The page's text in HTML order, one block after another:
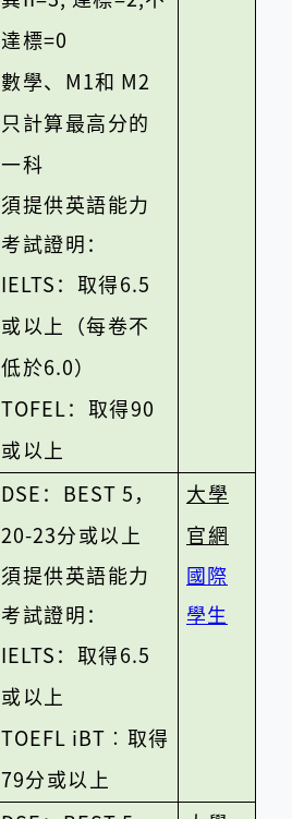
達標=0
數學、 M1 和 M2
只計算最高分的
一科
須提供英語能力
考試證明：
IELTS ：取得 6.5
或以上（每卷不
低於6.0）
TOFEL ：取得90
或以上
DSE ： BEST 5 ，
20-23分或以上
須提供英語能力
考試證明：
IELTS ：取得 6.5
或以上
TOEFL iBT ︰取得
79分或以上
大學
官網
國際
學生